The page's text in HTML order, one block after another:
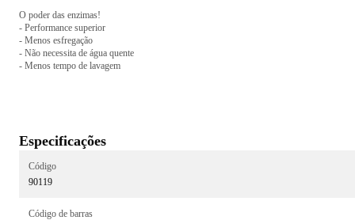
O poder das enzimas!
- Performance superior
- Menos esfregação
- Não necessita de água quente
- Menos tempo de lavagem
Especificações
Código
90119
Código de barras